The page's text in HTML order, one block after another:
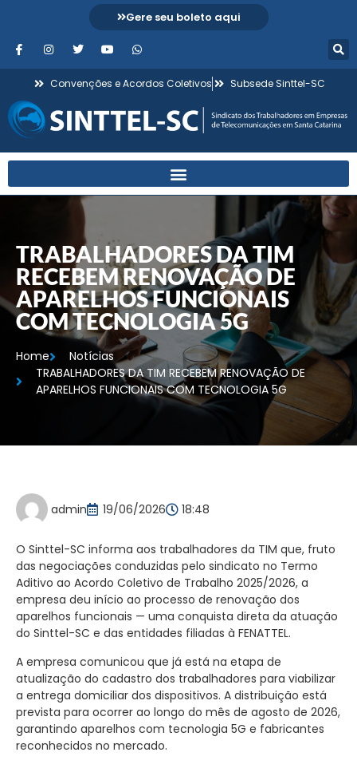
Gere seu boleto aqui
Convenções e Acordos Coletivos Subsede Sinttel-SC
TRABALHADORES DA TIM
RECEBEM RENOVAÇÃO DE
APARELHOS FUNCIONAIS
COM TECNOLOGIA 5G
Home
Notícias
TRABALHADORES DA TIM RECEBEM RENOVAÇÃO DE
APARELHOS FUNCIONAIS COM TECNOLOGIA 5G
admin 19/06/2026 18:48
O Sinttel-SC informa aos trabalhadores da TIM que, fruto
das negociações conduzidas pelo sindicato no Termo
Aditivo ao Acordo Coletivo de Trabalho 2025/2026, a
empresa deu início ao processo de renovação dos
aparelhos funcionais — uma conquista direta da atuação
do Sinttel-SC e das entidades filiadas à FENATTEL.
A empresa comunicou que já está na etapa de
atualização do cadastro dos trabalhadores para viabilizar
a entrega domiciliar dos dispositivos. A distribuição está
prevista para ocorrer ao longo do mês de agosto de 2026,
garantindo aparelhos com tecnologia 5G e fabricantes
reconhecidos no mercado.